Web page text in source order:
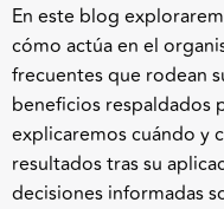
En este blog
cómo actúa en el
frecuentes que rodean
beneficios respaldados
explicaremos cuándo y
resultados tras su
decisiones informadas